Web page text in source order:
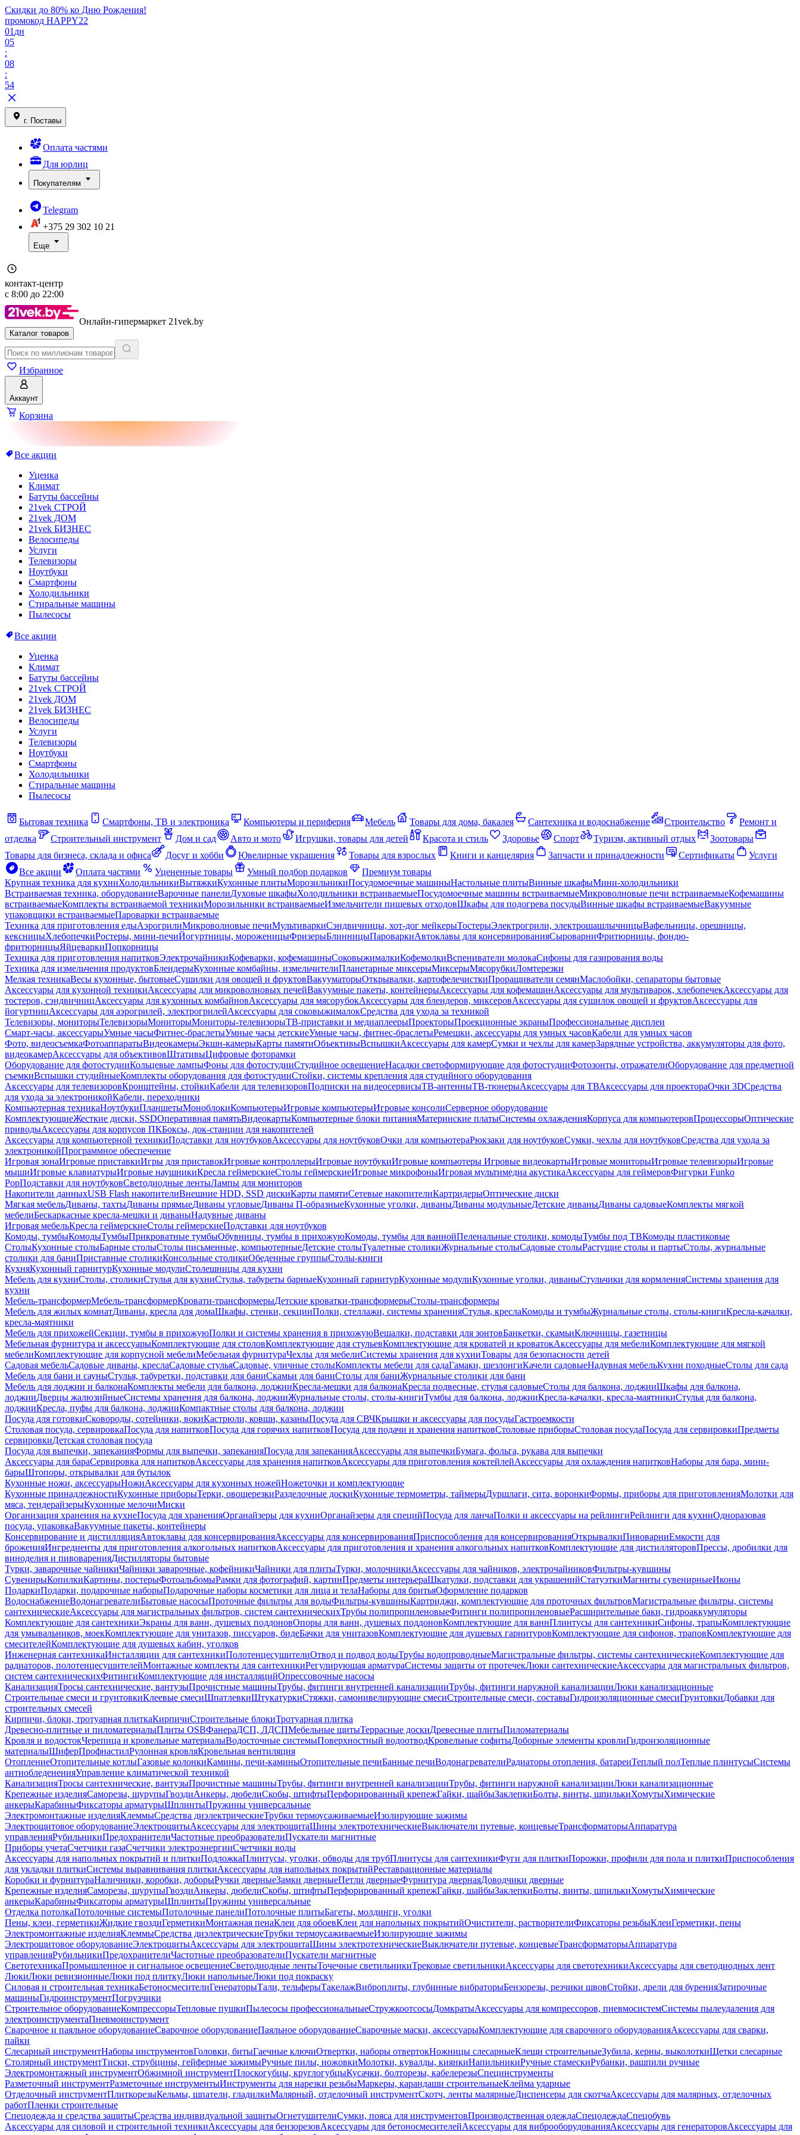
Скидки до 80% ко Дню Рождения!
промокод HAPPY22
01 дн
05
:
08
:
54
г. Поставы
Оплата частями
Для юрлиц
Покупателям
Telegram
+375 29 302 10 21
Еще
контакт-центр
с 8:00 до 22:00
Онлайн-гипермаркет 21vek.by
Каталог товаров
Избранное
Аккаунт
Корзина
Все акции
Уценка
Климат
Батуты бассейны
21vek СТРОЙ
21vek ДОМ
21vek БИЗНЕС
Велосипеды
Услуги
Телевизоры
Ноутбуки
Смартфоны
Холодильники
Стиральные машины
Пылесосы
Все акции
Уценка
Климат
Батуты бассейны
21vek СТРОЙ
21vek ДОМ
21vek БИЗНЕС
Велосипеды
Услуги
Телевизоры
Ноутбуки
Смартфоны
Холодильники
Стиральные машины
Пылесосы
Бытовая техника Смартфоны, ТВ и электроника Компьютеры и периферия Мебель Товары для дома, бакалея Сантехника и водоснабжение Строительство
Ремонт и
отделка
Строительный инструмент Дом и сад Авто и мото Игрушки, товары для детей Красота и стиль Здоровье Спорт Туризм, активный отдых
Зоотовары
Товары для бизнеса, склада и офиса
Досуг и хобби Ювелирные украшения Товары для взрослых Книги и канцелярия Запчасти и принадлежности Сертификаты
Услуги
Все акции
Оплата частями Уцененные товары Умный подбор подарков
Премиум товары
Крупная техника для кухниХолодильникиВытяжкиКухонные плитыМорозильникиПосудомоечные машиныНастольные плитыВинные шкафыМини-холодильники
Встраиваемая техника, оборудованиеВарочные панелиДуховые шкафыХолодильники встраиваемыеПосудомоечные машины встраиваемыеМикроволновые печи встраиваемыеКофемашины
встраиваемыеКомплекты встраиваемой техникиМорозильники встраиваемыеИзмельчители пищевых отходовШкафы для подогрева посудыВинные шкафы встраиваемыеВакуумные
упаковщики встраиваемыеПароварки встраиваемые
Техника для приготовления едыАэрогрилиМикроволновые печиМультиваркиСэндвичницы, хот-дог мейкерыТостерыЭлектрогрили, электрошашлычницыВафельницы, орешницы,
кексницыХлебопечкиРостеры, мини-печиЙогуртницы, мороженицыФризерыБлинницыПароваркиАвтоклавы для консервированияСыроварниФритюрницы, фондю-
фритюрницыЯйцеваркиПопкорницы
Техника для приготовления напитковЭлектрочайникиКофеварки, кофемашиныСоковыжималкиКофемолкиВспениватели молокаСифоны для газирования воды
Техника для измельчения продуктовБлендерыКухонные комбайны, измельчителиПланетарные миксерыМиксерыМясорубкиЛомтерезки
Мелкая техникаВесы кухонные, бытовыеСушилки для овощей и фруктовВакууматорыОткрывалки, картофелечисткиПроращиватели семянМаслобойки, сепараторы бытовые
Аксессуары для кухонной техникиАксессуары для микроволновых печейВакуумные пакеты, контейнерыАксессуары для кофемашинАксессуары для мультиварок, хлебопечекАксессуары для
тостеров, сэндвичницАксессуары для кухонных комбайновАксессуары для мясорубокАксессуары для блендеров, миксеровАксессуары для сушилок овощей и фруктовАксессуары для
йогуртницАксессуары для аэрогрилей, электрогрилейАксессуары для соковыжималокСредства для ухода за техникой
Телевизоры, мониторыТелевизорыМониторыМониторы-телевизорыТВ-приставки и медиаплеерыПроекторыПроекционные экраныПрофессиональные дисплеи
Смарт-часы, аксессуарыУмные часыФитнес-браслетыУмные часы детскиеУмные часы, фитнес-браслетыРемешки, аксессуары для умных часовКабели для умных часов
Фото, видеосъемкаФотоаппаратыВидеокамерыЭкшн-камерыКарты памятиОбъективыВспышкиАксессуары для камерСумки и чехлы для камерЗарядные устройства, аккумуляторы для фото,
видеокамерАксессуары для объективовШтативыЦифровые фоторамки
Оборудование для фотостудииКольцевые лампыФоны для фотостудииСтудийное освещениеНасадки светоформирующие для фотостудииФотозонты, отражателиОборудование для предметной
съемкиВспышки студийныеКомплекты оборудования для фотостудииСтойки, системы крепления для студийного оборудования
Аксессуары для телевизоровКронштейны, стойкиКабели для телевизоровПодписки на видеосервисыТВ-антенныТВ-тюнерыАксессуары для ТВАксессуары для проектораОчки 3DСредства
для ухода за электроникойКабели, переходники
Компьютерная техникаНоутбукиПланшетыМоноблокиКомпьютерыИгровые компьютерыИгровые консолиСерверное оборудование
КомплектующиеЖесткие диски, SSDОперативная памятьВидеокартыКомпьютерные блоки питанияМатеринские платыСистемы охлажденияКорпуса для компьютеровПроцессорыОптические
приводыАксессуары для корпусов ПКБоксы, док-станции для накопителей
Аксессуары для компьютерной техникиПодставки для ноутбуковАксессуары для ноутбуковОчки для компьютераРюкзаки для ноутбуковСумки, чехлы для ноутбуковСредства для ухода за
электроникойПрограммное обеспечение
Игровая зонаИгровые приставкиИгры для приставокИгровые контроллерыИгровые ноутбукиИгровые компьютеры Игровые видеокартыИгровые мониторыИгровые телевизорыИгровые
мышиИгровые клавиатурыИгровые наушникиКресла геймерскиеСтолы геймерскиеИгровые микрофоныИгровая мультимедиа акустикаАксессуары для геймеровФигурки Funko
PopПодставки для ноутбуковСветодиодные лентыЛампы для мониторов
Накопители данныхUSB Flash накопителиВнешние HDD, SSD дискиКарты памятиСетевые накопителиКартридерыОптические диски
Мягкая мебельДиваны, тахтыДиваны прямыеДиваны угловыеДиваны П-образныеКухонные уголки, диваныДиваны модульныеДетские диваныДиваны садовыеКомплекты мягкой
мебелиБескаркасные кресла-мешки и диваныНадувные диваны
Игровая мебельКресла геймерскиеСтолы геймерскиеПодставки для ноутбуков
Комоды, тумбыКомодыТумбыПрикроватные тумбыОбувницы, тумбы в прихожуюКомоды, тумбы для ваннойПеленальные столики, комодыТумбы под ТВКомоды пластиковые
СтолыКухонные столыБарные столыСтолы письменные, компьютерныеДетские столыТуалетные столикиЖурнальные столыСадовые столыРастущие столы и партыСтолы, журнальные
столики для баниПриставные столикиКонсольные столикиОбеденные группыСтолы-книги
КухняКухонный гарнитурКухонные модулиСтолешницы для кухни
Мебель для кухниСтолы, столикиСтулья для кухниСтулья, табуреты барныеКухонный гарнитурКухонные модулиКухонные уголки, диваныСтульчики для кормленияСистемы хранения для
кухни
Мебель-трансформерМебель-трансформерКровати-трансформерыДетские кроватки-трансформерыСтолы-трансформеры
Мебель для жилых комнатДиваны, кресла для домаШкафы, стенки, секцииПолки, стеллажи, системы храненияСтулья, креслаКомоды и тумбыЖурнальные столы, столы-книгиКресла-качалки,
кресла-маятники
Мебель для прихожейСекции, тумбы в прихожуюПолки и системы хранения в прихожуюВешалки, подставки для зонтовБанкетки, скамьиКлючницы, газетницы
Мебельная фурнитура и аксессуарыКомплектующие для столовКомплектующие для стульевКомплектующие для кроватей и кроватокАксессуары для мебелиКомплектующие для мягкой
мебелиКомплектующие для корпусной мебелиМебельная фурнитураЧехлы для мебелиСистемы хранения для кухниТовары для безопасности детей
Садовая мебельСадовые диваны, креслаСадовые стульяСадовые, уличные столыКомплекты мебели для садаГамаки, шезлонгиКачели садовыеНадувная мебельКухни походныеСтолы для сада
Мебель для бани и сауныСтулья, табуретки, подставки для баниСкамьи для баниСтолы для баниЖурнальные столики для бани
Мебель для лоджии и балконаКомплекты мебели для балкона, лоджииКресла-мешки для балконаКресла подвесные, стулья садовыеСтолы для балкона, лоджииШкафы для балкона,
лоджииДверцы жалюзийныеСистемы хранения для балкона, лоджииЖурнальные столы, столы-книгиТумбы для балкона, лоджииКресла-качалки, кресла-маятникиСтулья для балкона,
лоджииКресла, пуфы для балкона, лоджииКомпактные столы для балкона, лоджии
Посуда для готовкиСковороды, сотейники, вокиКастрюли, ковши, казаныПосуда для СВЧКрышки и аксессуары для посудыГастроемкости
Столовая посуда, сервировкаПосуда для напитковПосуда для горячих напитковПосуда для подачи и хранения напитковСтоловые приборыСтоловая посудаПосуда для сервировкиПредметы
сервировкиДетская столовая посуда
Посуда для выпечки, запеканияФормы для выпечки, запеканияПосуда для запеканияАксессуары для выпечкиБумага, фольга, рукава для выпечки
Аксессуары для бараСервировка для напитковАксессуары для хранения напитковАксессуары для приготовления коктейлейАксессуары для охлаждения напитковНаборы для бара, мини-
барыШтопоры, открывалки для бутылок
Кухонные ножи, аксессуарыНожиАксессуары для кухонных ножейНожеточки и комплектующие
Кухонные принадлежностиКухонные приборыТерки, овощерезкиРазделочные доскиКухонные термометры, таймерыДуршлаги, сита, воронкиФормы, приборы для приготовленияМолотки для
мяса, тендерайзерыКухонные мелочиМиски
Организация хранения на кухнеПосуда для храненияОрганайзеры для кухниОрганайзеры для специйПосуда для ланчаПолки и аксессуары на рейлингиРейлинги для кухниОдноразовая
посуда, упаковкаВакуумные пакеты, контейнеры
Консервирование и дистилляцияАвтоклавы для консервированияАксессуары для консервированияПриспособления для консервированияОткрывалкиПивоварниЕмкости для
броженияИнгредиенты для приготовления алкогольных напитковАксессуары для приготовления и хранения алкогольных напитковКомплектующие для дистилляторовПрессы, дробилки для
виноделия и пивоваренияДистилляторы бытовые
Турки, заварочные чайникиЧайники заварочные, кофейникиЧайники для плитыТурки, молочникиАксессуары для чайников, электрочайниковФильтры-кувшины
СувенирыКопилкиКартины, постерыФотоальбомыРамки для фотографий, картинПредметы интерьераШкатулки, подставки для украшенийСтатуэткиМагниты сувенирныеИконы
ПодаркиПодарки, подарочные наборыПодарочные наборы косметики для лица и телаНаборы для бритьяОформление подарков
ВодоснабжениеВодонагревателиБытовые насосыПроточные фильтры для водыФильтры-кувшиныКартриджи, комплектующие для проточных фильтровМагистральные фильтры, системы
сантехническиеАксессуары для магистральных фильтров, систем сантехническихТрубы полипропиленовыеФитинги полипропиленовыеРасширительные баки, гидроаккумуляторы
Комплектующие для сантехникиЭкраны для ванн, душевых поддоновОпоры для ванн, душевых поддоновКомплектующие для ваннПлинтусы для сантехникиСифоны, трапыКомплектующие
для умывальников, моекКомплектующие для унитазов, писсуаров, бидеБачки для унитазовКомплектующие для душевых гарнитуровКомплектующие для сифонов, траповКомплектующие для
смесителейКомплектующие для душевых кабин, уголков
Инженерная сантехникаИнсталляции для сантехникиПолотенцесушителиОтвод и подвод водыТрубы водопроводныеМагистральные фильтры, системы сантехническиеКомплектующие для
радиаторов, полотенцесушителейМонтажные комплекты для сантехникиРегулирующая арматураСистемы защиты от протечекЛюки сантехническиеАксессуары для магистральных фильтров,
систем сантехническихФитингиКомплектующие для инсталляцийОпрессовочные насосы
КанализацияТросы сантехнические, вантузыПрочистные машиныТрубы, фитинги внутренней канализацииТрубы, фитинги наружной канализацииЛюки канализационные
Строительные смеси и грунтовкиКлеевые смесиШпатлевкиШтукатуркиСтяжки, самонивелирующие смесиСтроительные смеси, составыГидроизоляционные смесиГрунтовкиДобавки для
строительных смесей
Кирпичи, блоки, тротуарная плиткаКирпичиСтроительные блокиТротуарная плитка
Древесно-плитные и пиломатериалыПлиты OSBФанераДСП, ЛДСПМебельные щитыТеррасные доскиДревесные плитыПиломатериалы
Кровля и водостокЧерепица и кровельные материалыВодосточные системыПоверхностный водоотводКровельные софитыДоборные элементы кровлиГидроизоляционные
материалыШиферПрофнастилРулонная кровляКровельная вентиляция
ОтоплениеОтопительные котлыГазовые колонкиКамины, печи-каминыОтопительные печиБанные печиВодонагревателиРадиаторы отопления, батареиТеплый полТеплые плинтусыСистемы
антиобледененияУправление климатической техникой
КанализацияТросы сантехнические, вантузыПрочистные машиныТрубы, фитинги внутренней канализацииТрубы, фитинги наружной канализацииЛюки канализационные
Крепежные изделияСаморезы, шурупыГвоздиАнкеры, дюбелиСкобы, штифтыПерфорированный крепежГайки, шайбыЗаклепкиБолты, винты, шпилькиХомутыХимические
анкерыКарабиныФиксаторы арматурыШплинтыПружины универсальные
Электромонтажные изделияКлеммыСредства диэлектрическиеТрубки термоусаживаемыеИзолирующие зажимы
Электрощитовое оборудованиеЭлектрощитыАксессуары для электрощитаШины электротехническиеВыключатели путевые, концевыеТрансформаторыАппаратура
управленияРубильникиПредохранителиЧастотные преобразователиПускатели магнитные
Приборы учетаСчетчики газаСчетчики электроэнергииСчетчики воды
Аксессуары для напольных покрытий и плиткиПодложкаПлинтусы, уголки, обводы для трубПлинтусы для сантехникиФуги для плиткиПорожки, профили для пола и плиткиПриспособления
для укладки плиткиСистемы выравнивания плиткиАксессуары для напольных покрытийРеставрационные материалы
Коробки и фурнитураНаличники, коробки, доборыРучки дверныеЗамки дверныеПетли дверныеФурнитура двернаяДоводчики дверные
Крепежные изделияСаморезы, шурупыГвоздиАнкеры, дюбелиСкобы, штифтыПерфорированный крепежГайки, шайбыЗаклепкиБолты, винты, шпилькиХомутыХимические
анкерыКарабиныФиксаторы арматурыШплинтыПружины универсальные
Отделка потолкаПотолочные системыПотолочные панелиПотолочные плитыБагеты, молдинги, уголки
Пены, клеи, герметикиЖидкие гвоздиГерметикиМонтажная пенаКлеи для обоевКлеи для напольных покрытийОчистители, растворителиФиксаторы резьбыКлеиГерметики, пены
Электромонтажные изделияКлеммыСредства диэлектрическиеТрубки термоусаживаемыеИзолирующие зажимы
Электрощитовое оборудованиеЭлектрощитыАксессуары для электрощитаШины электротехническиеВыключатели путевые, концевыеТрансформаторыАппаратура
управленияРубильникиПредохранителиЧастотные преобразователиПускатели магнитные
СветотехникаПромышленное и сигнальное освещениеСветодиодные лентыТочечные светильникиТрековые светильникиАксессуары для светотехникиАксессуары для светодиодных лент
ЛюкиЛюки ревизионныеЛюки под плиткуЛюки напольныеЛюки под покраску
Силовая и строительная техникаБетоносмесителиГенераторыТали, тельферыТакелажВиброплиты, глубинные вибраторыБензорезы, резчики швовСтойки, дрели для буренияЗатирочные
машиныГидроинструментПогрузчики
Строительное оборудованиеКомпрессорыТепловые пушкиПылесосы профессиональныеСтружкоотсосыДомкратыАксессуары для компрессоров, пневмосистемСистемы пылеудаления для
электроинструментаПневмоинструмент
Сварочное и паяльное оборудованиеСварочное оборудованиеПаяльное оборудованиеСварочные маски, аксессуарыКомплектующие для сварочного оборудованияАксессуары для сварки,
пайки
Слесарный инструментНаборы инструментовГоловки, битыГаечные ключиОтвертки, наборы отвертокНожницы слесарныеКлещи строительныеЗубила, керны, выколоткиЩетки слесарные
Столярный инструментТиски, струбцины, гейферные зажимыРучные пилы, ножовкиМолотки, кувалды, киянкиНапильникиРучные стамескиРубанки, рашпили ручные
Электромонтажный инструментОбжимной инструментПлоскогубцы, круглогубцыКусачки, болторезы, кабелерезыСпецинструменты
Разметочный инструментРазметочные инструментыИнструменты для нарезки резьбыМаркеры, карандаши строительныеКлейма ударные
Отделочный инструментПлиткорезыКельмы, шпатели, гладилкиМалярный, отделочный инструментСкотч, ленты малярныеДиспенсеры для скотчаАксессуары для малярных, отделочных
работПленки строительные
Спецодежда и средства защитыСредства индивидуальной защитыОгнетушителиСумки, пояса для инструментовПроизводственная одеждаСпецодеждаСпецобувь
Аксессуары для силовой и строительной техникиАксессуары для бензорезовАксессуары для бетоносмесителейАксессуары для виброоборудованияАксессуары для генераторовАксессуары для